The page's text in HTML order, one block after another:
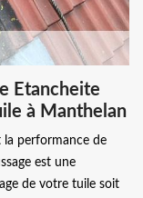
Etancheite
à Manthelan
la performance de
est une
de votre tuile soit